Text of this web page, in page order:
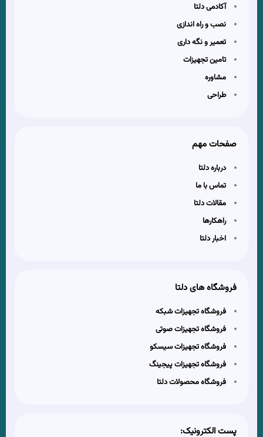
آکادمی دلتا
نصب و راه اندازی
تعمیر و نگه داری
تامین تجهیزات
مشاوره
طراحی
صفحات مهم
درباره دلتا
تماس با ما
مقالات دلتا
راهکارها
اخبار دلتا
فروشگاه های دلتا
فروشگاه تجهیزات شبکه
فروشگاه تجهیزات صوتی
فروشگاه تجهیزات سیسکو
فروشگاه تجهیزات پیجینگ
فروشگاه محصولات دلتا
پست الکترونیک: